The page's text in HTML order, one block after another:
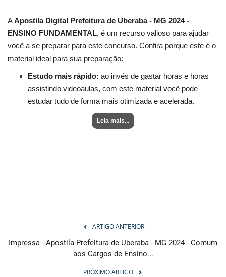
AApostila Digital Prefeitura de Uberaba - MG 2024 -
ENSINO FUNDAMENTAL, é um recurso valioso para ajudar
você a se preparar para este concurso. Confira porque este é o
material ideal para sua preparação:
Estudo mais rápido: ao invés de gastar horas e horas
assistindo videoaulas, com este material você pode
estudar tudo de forma mais otimizada e acelerada.
Leia mais...
ARTIGO ANTERIOR
Impressa - Apostila Prefeitura de Uberaba - MG 2024 - Comum
aos Cargos de Ensino...
PRÓXIMO ARTIGO